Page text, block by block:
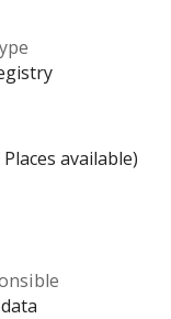
available)